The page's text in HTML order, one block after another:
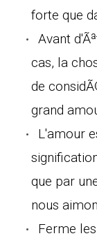
forte que
Avant
cas, la
de
grand
L'amour
que par
nous
Ferme